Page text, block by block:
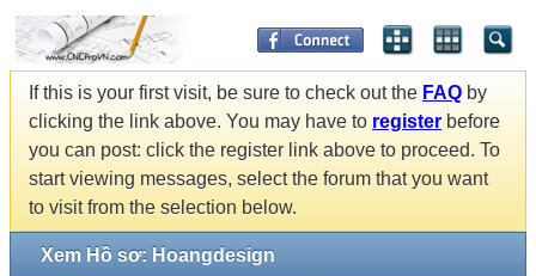
If this is your first visit, be sure to check out the FAQ by
clicking the link above. You may have to register before
you can post: click the register link above to proceed. To
start viewing messages, select the forum that you want
to visit from the selection below.
Xem Hồ sơ: Hoangdesign